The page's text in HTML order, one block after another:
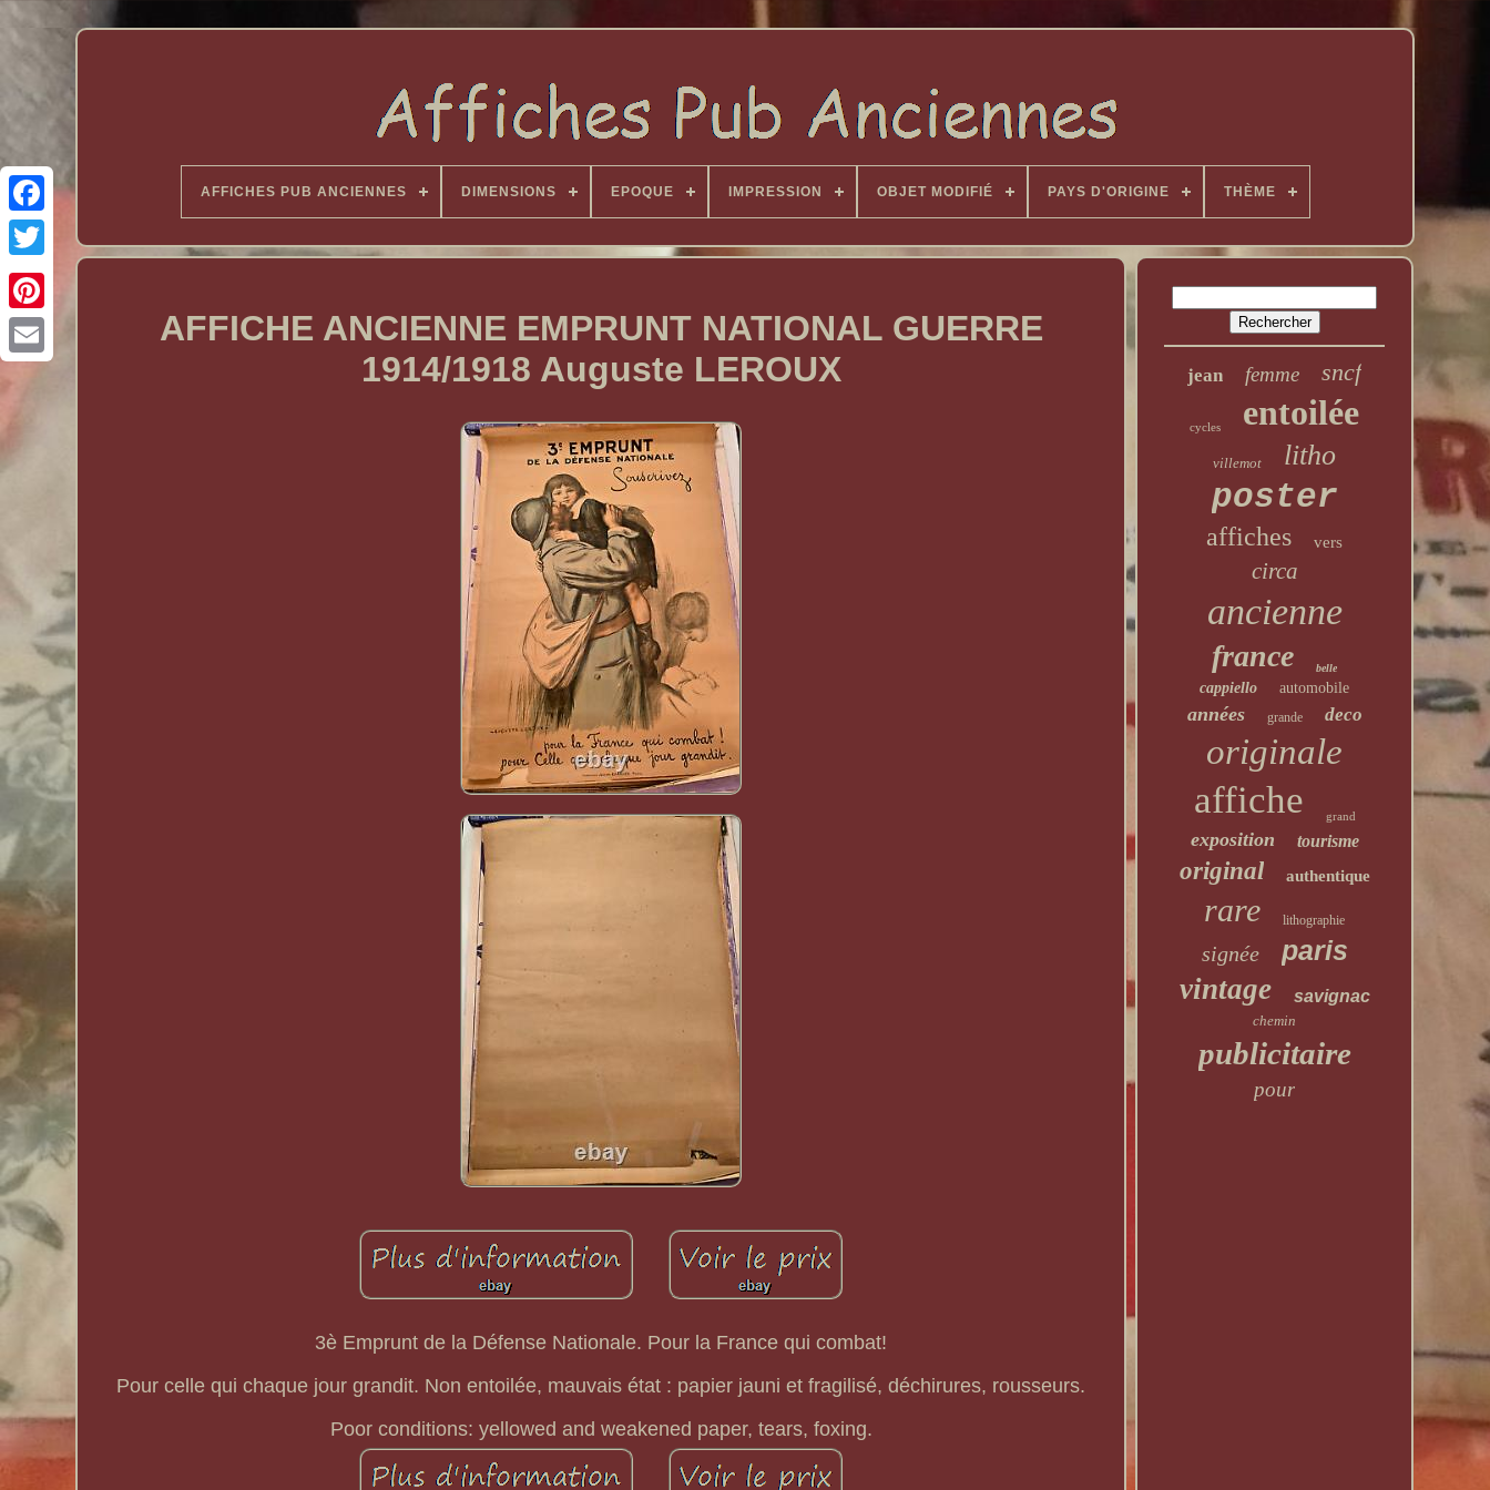
AFFICHES PUB ANCIENNES DIMENSIONS EPOQUE IMPRESSION OBJET MODIFIÉ PAYS D'ORIGINE THÈME
AFFICHE ANCIENNE EMPRUNT NATIONAL GUERRE
1914/1918 Auguste LEROUX
3è Emprunt de la Défense Nationale. Pour la France qui combat!
Pour celle qui chaque jour grandit. Non entoilée, mauvais état : papier jauni et fragilisé, déchirures, rousseurs.
Poor conditions: yellowed and weakened paper, tears, foxing.
jean femme sncf
cycles entoilée
villemot litho
poster
affiches vers
circa
ancienne
france belle
cappiello automobile
années grande deco
originale
affiche grand
exposition tourisme
original authentique
rare lithographie
signée paris
vintage savignac
chemin
publicitaire
pour